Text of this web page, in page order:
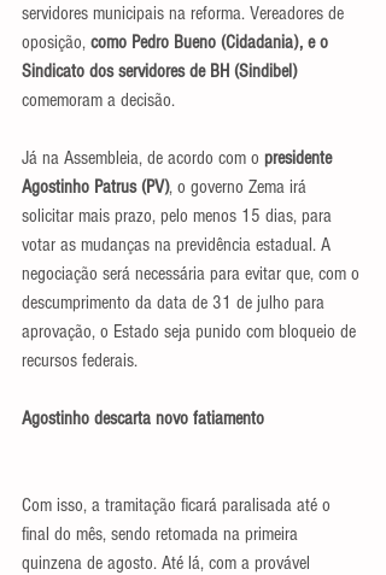
servidores municipais na reforma. Vereadores de
oposição, como Pedro Bueno (Cidadania), e o
Sindicato dos servidores de BH (Sindibel)
comemoram a decisão.
Já na Assembleia, de acordo com o presidente
Agostinho Patrus (PV), o governo Zema irá
solicitar mais prazo, pelo menos 15 dias, para
votar as mudanças na previdência estadual. A
negociação será necessária para evitar que, com o
descumprimento da data de 31 de julho para
aprovação, o Estado seja punido com bloqueio de
recursos federais.
Agostinho descarta novo fatiamento
Com isso, a tramitação ficará paralisada até o
final do mês, sendo retomada na primeira
quinzena de agosto. Até lá, com a provável